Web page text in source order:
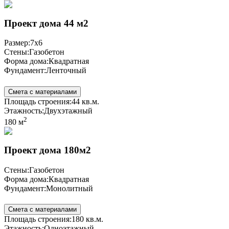
Проект дома 44 м2
Размер:7x6
Стены:Газобетон
Форма дома:Квадратная
Фундамент:Ленточный
Смета с материалами
Площадь строения:44 кв.м.
Этажность:Двухэтажный
180 м2
Проект дома 180м2
Стены:Газобетон
Форма дома:Квадратная
Фундамент:Монолитный
Смета с материалами
Площадь строения:180 кв.м.